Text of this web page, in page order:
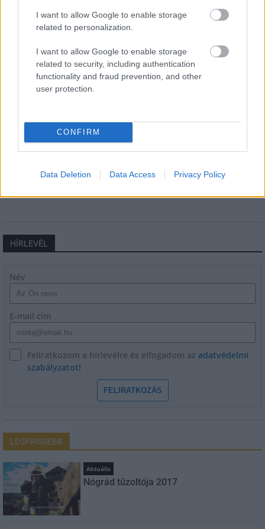
I want to allow Google to enable storage
related to personalization.
I want to allow Google to enable storage
related to security, including authentication
functionality and fraud prevention, and other
user protection.
CONFIRM
Data Deletion Data Access Privacy Policy
Új gyalogosátkelők és jelzőlámpás
csomópont épül Angyalföldön
Másfélszeresére bővítik
Hódmezővásárhely jó hírű református
Látványos építési szakasz indult be a
HÍRLEVÉL
Név
E-mail cím
Feliratkozom a hírlevélre és elfogadom az adatvédelmi
szabályzatot!
FELIRATKOZÁS
LEGFRISSEBB
Aktuális
Nógrád tűzoltója 2017